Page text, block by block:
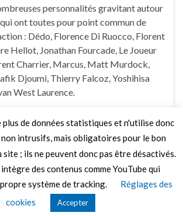
personnalités gravitant autour
ont toutes pour point commun de
: Dédo, Florence Di Ruocco, Florent
Hellot, Jonathan Fourcade, Le Joueur
Charrier, Marcus, Matt Murdock,
Djoumi, Thierry Falcoz, Yoshihisa
West Laurence.
2 Commentaires
Graphene
plus de données statistiques et n'utilise donc
non intrusifs, mais obligatoires pour le bon
; ils ne peuvent donc pas être désactivés.
des contenus comme YouTube qui
système de tracking.
Réglages des
cookies
Accepter